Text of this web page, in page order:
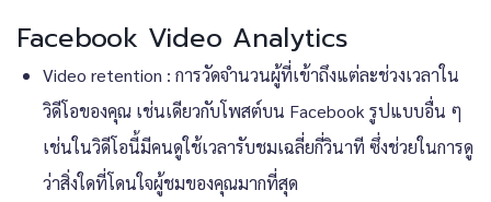
Facebook Video Analytics
Video retention : การวัดจำนวนผู้ที่เข้าถึงแต่ละช่วงเวลาใน
วิดีโอของคุณ เช่นเดียวกับโพสต์บน Facebook รูปแบบอื่น ๆ
เช่นในวิดีโอนี้มีคนดูใช้เวลารับชมเฉลี่ยกี่วินาที ซึ่งช่วยในการดู
ว่าสิ่งใดที่โดนใจผู้ชมของคุณมากที่สุด